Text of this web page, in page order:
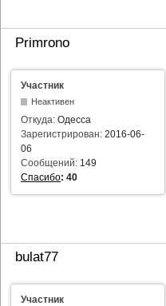
Primrono
Участник
Неактивен
Откуда: Одесса
Зарегистрирован: 2016-06-
06
Сообщений: 149
Спасибо: 40
bulat77
Участник